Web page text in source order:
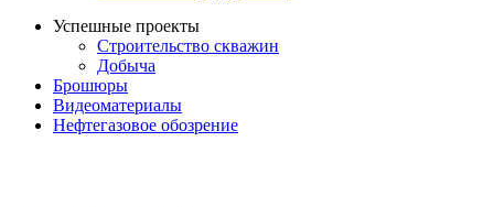
Успешные проекты
Строительство скважин
Добыча
Брошюры
Видеоматериалы
Нефтегазовое обозрение